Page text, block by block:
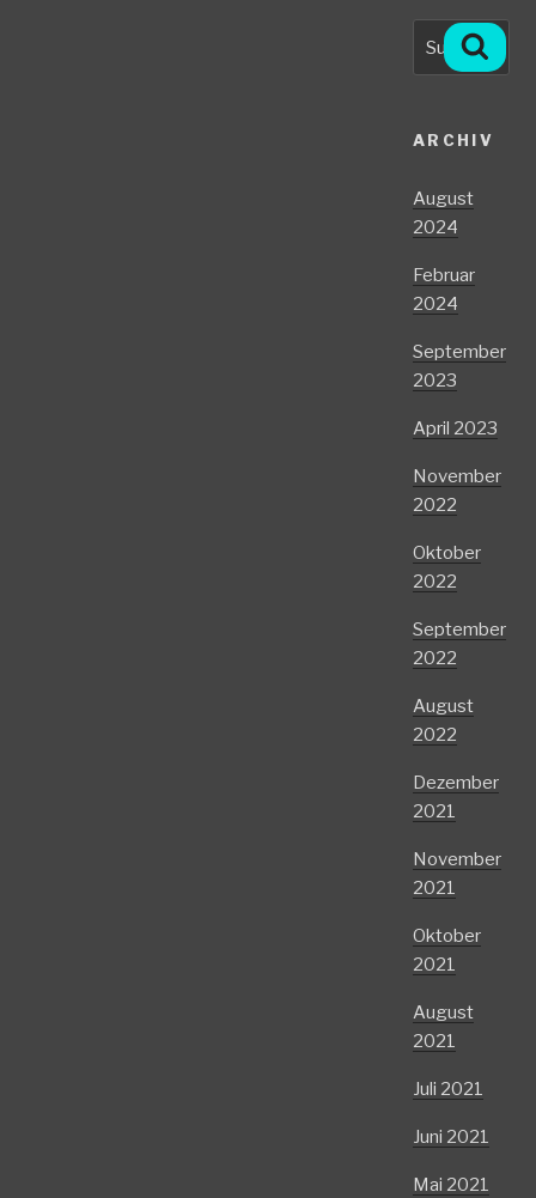
Suche
nach:
ARCHIV
August
2024
Februar
2024
September
2023
April 2023
November
2022
Oktober
2022
September
2022
August
2022
Dezember
2021
November
2021
Oktober
2021
August
2021
Juli 2021
Juni 2021
Mai 2021